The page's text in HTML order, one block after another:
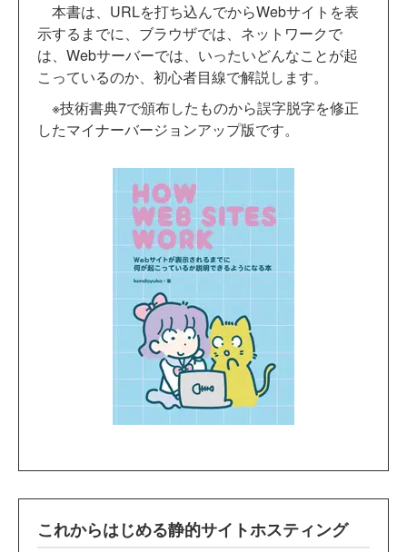
本書は、URLを打ち込んでからWebサイトを表
示するまでに、ブラウザでは、ネットワークで
は、Webサーバーでは、いったいどんなことが起
こっているのか、初心者目線で解説します。
※技術書典7で頒布したものから誤字脱字を修正
したマイナーバージョンアップ版です。
これからはじめる静的サイトホスティング